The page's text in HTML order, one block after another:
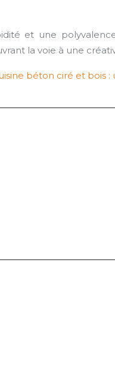
et une
la voie à une
béton ciré et bois